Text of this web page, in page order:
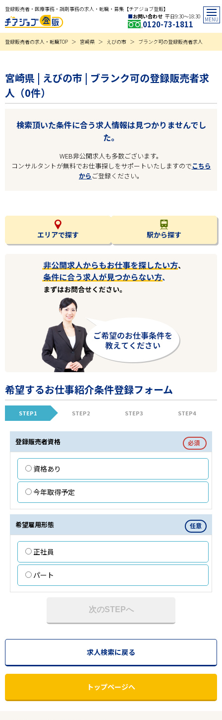
登録販売者・医療事務・調剤事務の求人・転職・募集【チアジョブ登販】
お問い合わせ 平日9:30〜18:30
0120-73-1811
登録販売者の求人・転職TOP 宮崎県 えびの市 ブランク可の登録販売者求人
宮崎県 | えびの市 | ブランク可の登録販売者求
人（0件）
検索頂いた条件に合う求人情報は見つかりませんでし
た。
WEB非公開求人も多数ございます。
コンサルタントが無料でお仕事探しをサポートいたしますのでこちら
から ご登録ください。
エリアで探す 駅から探す
希望するお仕事紹介条件登録フォーム
STEP1 STEP2 STEP3 STEP4
登録販売者資格 必須
資格あり
今年取得予定
希望雇用形態 任意
正社員
パート
次のSTEPへ
求人検索に戻る
トップページへ